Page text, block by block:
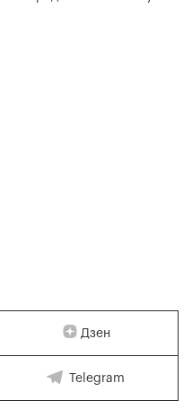
Дзен
Telegram